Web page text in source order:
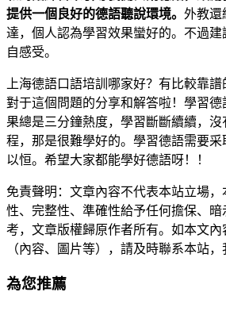
提供一個良好的德語聽說環境。 外教還
達，個人認為學習效果蠻好的。不過
自感受。
上海德語口語培訓哪家好？有比較靠
對于這個問題的分享和解答啦！學習
果總是三分鐘熱度，學習斷斷續續，
程，那是很難學好的。學習德語需要
以恒。希望大家都能學好德語呀！！
免責聲明：文章內容不代表本站立場
性、完整性、準確性給予任何擔保、
考，文章版權歸原作者所有。如本文
（內容、圖片等），請及時聯系本站，
為您推薦